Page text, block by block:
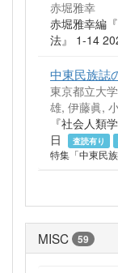
赤堀雅幸
赤堀雅幸編
法』 1-14
中東民族誌
東京都立大
雄, 伊藤眞,
『社会人類
日
査読有り
特集「中東民
MISC 59